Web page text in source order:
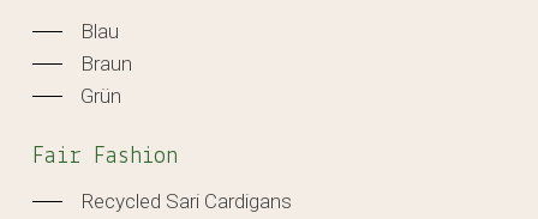
Blau
Braun
Grün
Fair Fashion
Recycled Sari Cardigans